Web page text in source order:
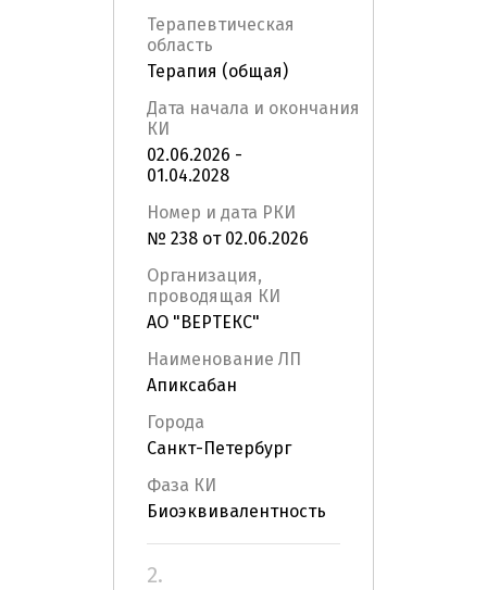
Терапевтическая
область
Терапия (общая)
Дата начала и окончания
КИ
02.06.2026 -
01.04.2028
Номер и дата РКИ
№ 238 от 02.06.2026
Организация,
проводящая КИ
АО "ВЕРТЕКС"
Наименование ЛП
Апиксабан
Города
Санкт-Петербург
Фаза КИ
Биоэквивалентность
2.